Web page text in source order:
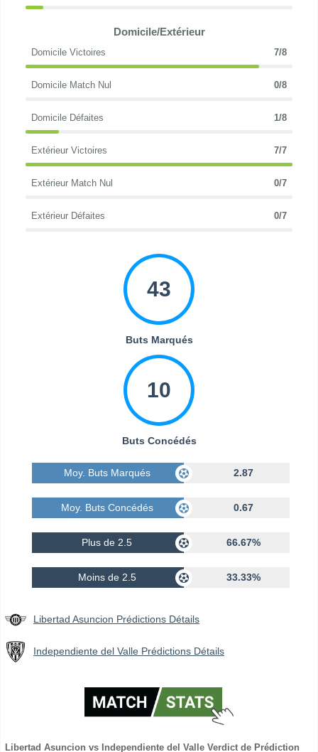
Domicile/Extérieur
Domicile Victoires 7/8
Domicile Match Nul 0/8
Domicile Défaites 1/8
Extérieur Victoires 7/7
Extérieur Match Nul 0/7
Extérieur Défaites 0/7
43
Buts Marqués
10
Buts Concédés
Moy. Buts Marqués 2.87
Moy. Buts Concédés 0.67
Plus de 2.5 66.67%
Moins de 2.5 33.33%
Libertad Asuncion Prédictions Détails
Independiente del Valle Prédictions Détails
Libertad Asuncion vs Independiente del Valle Verdict de Prédiction